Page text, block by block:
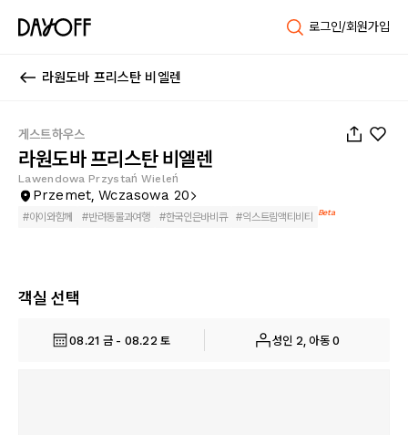
로그인/회원가입
라원도바 프리스탄 비엘렌
게스트하우스
라원도바 프리스탄 비엘렌
Lawendowa Przystań Wieleń
Przemet, Wczasowa 20
#아이와함께 #반려동물과여행 #한국인은바비큐 #익스트림액티비티 Beta
객실 선택
08.21 금 - 08.22 토 성인 2, 아동 0